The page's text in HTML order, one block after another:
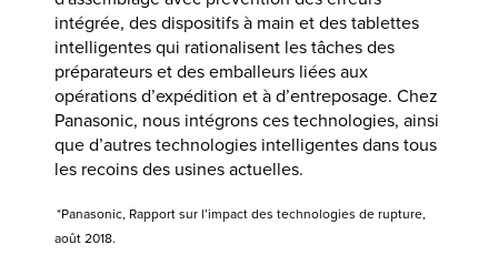
intégrée, des dispositifs à main et des tablettes
intelligentes qui rationalisent les tâches des
préparateurs et des emballeurs liées aux
opérations d’expédition et à d’entreposage. Chez
Panasonic, nous intégrons ces technologies, ainsi
que d’autres technologies intelligentes dans tous
les recoins des usines actuelles.
*Panasonic, Rapport sur l’impact des technologies de rupture,
août 2018.